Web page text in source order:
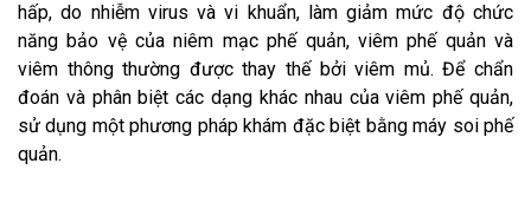
hấp, do nhiễm virus và vi khuẩn, làm giảm mức độ chức
năng bảo vệ của niêm mạc phế quản, viêm phế quản và
viêm thông thường được thay thế bởi viêm mủ. Để chẩn
đoán và phân biệt các dạng khác nhau của viêm phế quản,
sử dụng một phương pháp khám đặc biệt bằng máy soi phế
quản.